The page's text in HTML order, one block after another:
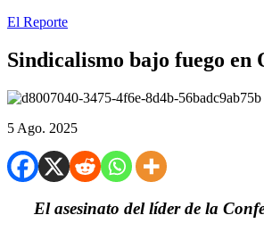
El Reporte
Sindicalismo bajo fuego en
5 Ago. 2025
El asesinato del líder de la